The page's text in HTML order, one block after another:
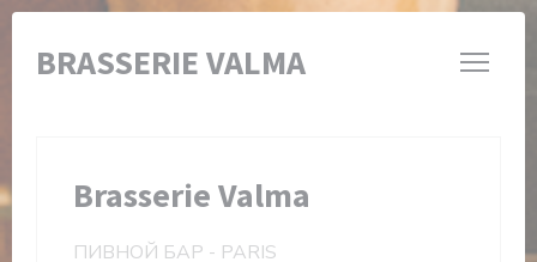
Панель управления cookies
BRASSERIE VALMA
Brasserie Valma
ПИВНОЙ БАР - PARIS